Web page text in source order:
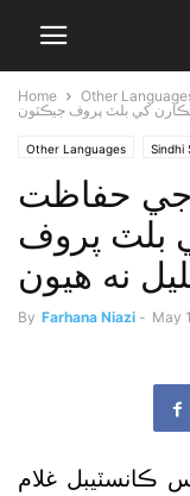
Home Other
Other Languages Sindhi
جي حفاظت
بلٽ پروف
نه هيون
By Farhana Niazi - May
ڪانسٽيبل غلام